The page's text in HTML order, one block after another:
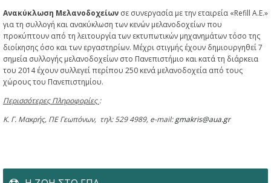
Ανακύκλωση Μελανοδοχείων σε συνεργασία με την εταιρεία «Refill A.E.»
για τη συλλογή και ανακύκλωση των κενών μελανοδοχείων που
προκύπτουν από τη λειτουργία των εκτυπωτικών μηχανημάτων τόσο της
διοίκησης όσο και των εργαστηρίων. Μέχρι στιγμής έχουν δημιουργηθεί 7
σημεία συλλογής μελανοδοχείων στο Πανεπιστήμιο και κατά τη διάρκεια
του 2014 έχουν συλλεγεί περίπου 250 κενά μελανοδοχεία από τους
χώρους του Πανεπιστημίου.
Περισσότερες Πληροφορίες:
Κ. Γ. Μακρής, ΠΕ Γεωπόνων, τηλ: 529 4989, e-mail:gmakris@aua.gr